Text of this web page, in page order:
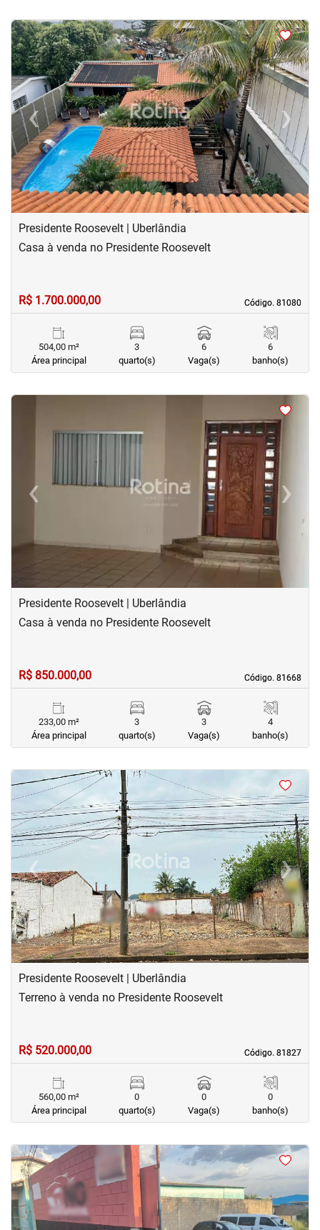
<<<<
‹Previous ›Next
Presidente Roosevelt | Uberlândia
Código. 81080
Código. 81080
Casa à venda no Presidente Roosevelt
R$ 1.700.000,00
504,00 m²
Área principal
3
quarto(s)
6
Vaga(s)
6
banho(s)
<
‹Previous ›Next
Presidente Roosevelt | Uberlândia
Código. 81668
Código. 81668
Casa à venda no Presidente Roosevelt
R$ 850.000,00
233,00 m²
Área principal
3
quarto(s)
3
Vaga(s)
4
banho(s)
‹Previous ›Next
Presidente Roosevelt | Uberlândia
Código. 81827
Código. 81827
Terreno à venda no Presidente Roosevelt
R$ 520.000,00
560,00 m²
Área principal
0
quarto(s)
0
Vaga(s)
0
banho(s)
<<